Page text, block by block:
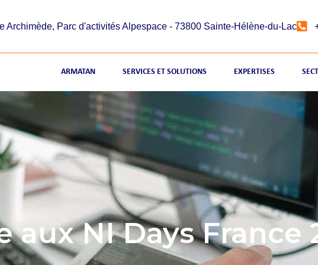
Archimède, Parc d'activités Alpespace - 73800 Sainte-Hélène-du-Lac
ARMATAN SERVICES ET SOLUTIONS EXPERTISES
NI Days France